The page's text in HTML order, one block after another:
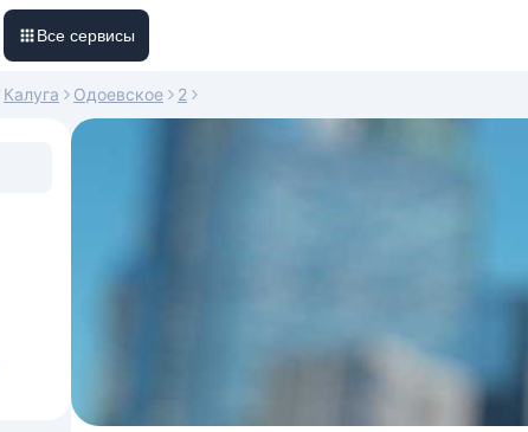
Все сервисы
Калуга Одоевское 2